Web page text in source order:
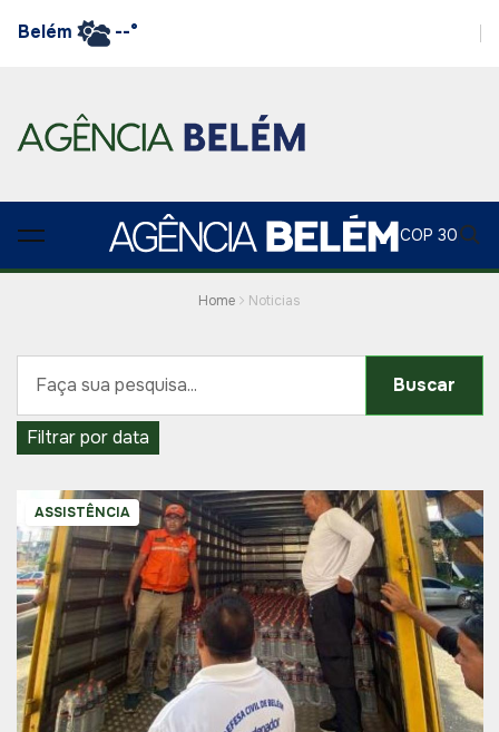
Belém --°
COP 30
Home Noticias
Buscar
Filtrar por data
ASSISTÊNCIA